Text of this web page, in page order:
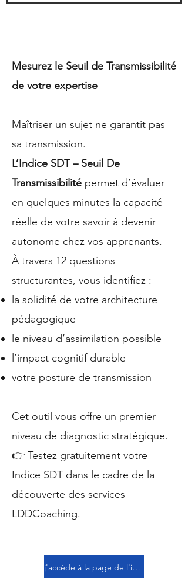
Mesurez le Seuil de Transmissibilité
de votre expertise
Maîtriser un sujet ne garantit pas
sa transmission.
L’Indice SDT – Seuil De
Transmissibilité permet d’évaluer
en quelques minutes la capacité
réelle de votre savoir à devenir
autonome chez vos apprenants.
À travers 12 questions
structurantes, vous identifiez :
la solidité de votre architecture
pédagogique
le niveau d’assimilation possible
l’impact cognitif durable
votre posture de transmission
Cet outil vous offre un premier
niveau de diagnostic stratégique.
👉 Testez gratuitement votre
Indice SDT dans le cadre de la
découverte des services
LDDCoaching.
j'accède à la page de l'indice SDT et je réalise mon évaluation